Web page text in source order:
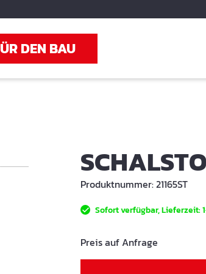
DEN BAU
Produktnummer:21165ST
Sofort verfügbar, Lieferzeit:
Preis auf Anfrage